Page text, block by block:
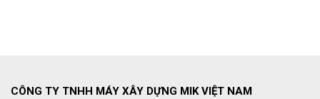
CÔNG TY TNHH MÁY XÂY DỰNG MIK VIỆT NAM